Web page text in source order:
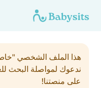
هذا الملف الشخصي
ندعوك لمواصلة البحث
على منصتنا!